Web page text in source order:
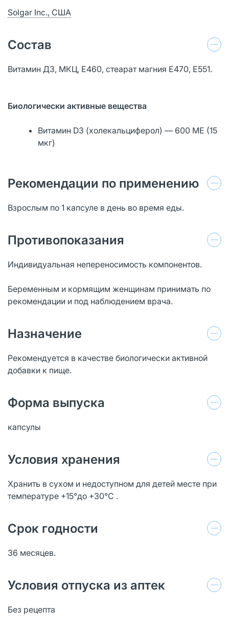
Solgar Inc., США
Состав
Витамин Д3, МКЦ, Е460, стеарат магния Е470, Е551.
Биологически активные вещества
Витамин D3 (холекальциферол) — 600 МЕ (15
мкг)
Рекомендации по применению
Взрослым по 1 капсуле в день во время еды.
Противопоказания
Индивидуальная непереносимость компонентов.
Беременным и кормящим женщинам принимать по
рекомендации и под наблюдением врача.
Назначение
Рекомендуется в качестве биологически активной
добавки к пище.
Форма выпуска
капсулы
Условия хранения
Хранить в сухом и недоступном для детей месте при
температуре +15°до +30°С .
Срок годности
36 месяцев.
Условия отпуска из аптек
Без рецепта